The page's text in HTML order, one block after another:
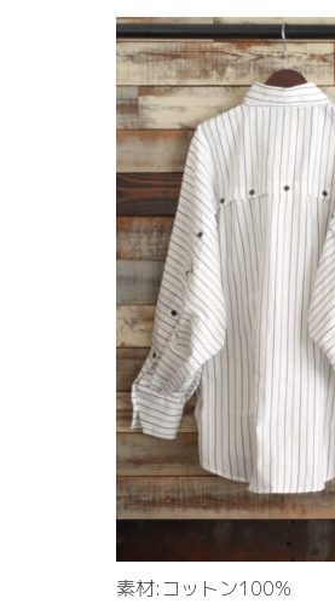
素材:コットン100%